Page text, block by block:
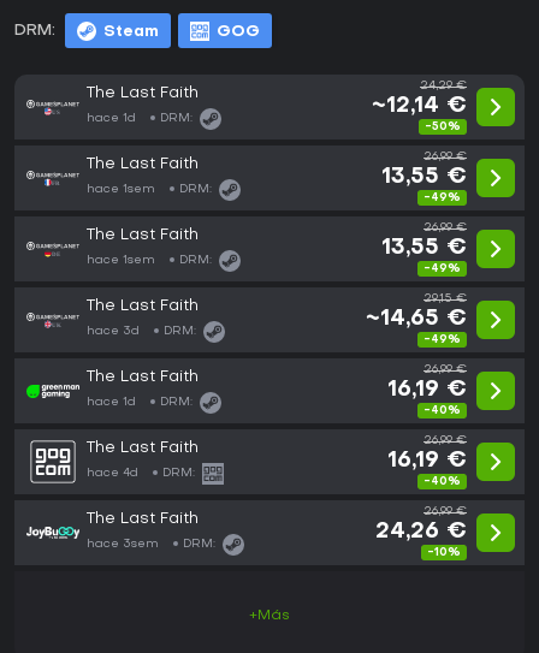
DRM: Steam GOG
The Last Faith
hace 1d DRM:
24,29 €
~12,14 €
-50%
The Last Faith
hace 1sem DRM:
26,99 €
13,55 €
-49%
The Last Faith
hace 1sem DRM:
26,99 €
13,55 €
-49%
The Last Faith
hace 3d DRM:
29,15 €
~14,65 €
-49%
The Last Faith
hace 1d DRM:
26,99 €
16,19 €
-40%
The Last Faith
hace 4d DRM:
26,99 €
16,19 €
-40%
The Last Faith
hace 3sem DRM:
26,99 €
24,26 €
-10%
+Más